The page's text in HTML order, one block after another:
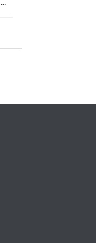
QUESTIONS RAISED OVER MORE THAN 100 CHRISTIAN DETAINEES HELD IN A SINGLE EGYPTIAN PRISON